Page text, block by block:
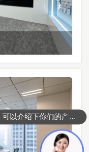
可以介绍下你们的产品么？